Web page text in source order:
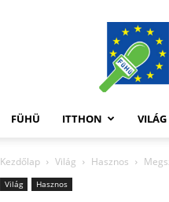
FüHü
FÜHÜ ITTHON VILÁG
Kezdőlap Világ Hasznos
Világ Hasznos